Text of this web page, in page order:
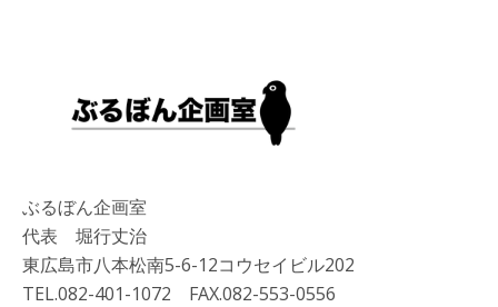
ぶるぼん企画室
代表 堀行丈治
東広島市八本松南5-6-12コウセイビル202
TEL.082-401-1072 FAX.082-553-0556